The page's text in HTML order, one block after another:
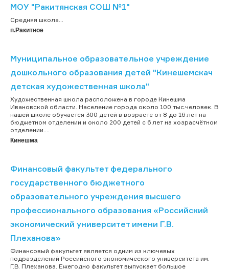
МОУ "Ракитянская СОШ №1"
Средняя школа...
п.Ракитное
Муниципальное образовательное учреждение
дошкольного образования детей "Кинешемскач
детская художественная школа"
Художественная школа расположена в городе Кинешма
Ивановской области. Население города около 100 тыс.человек. В
нашей школе обучается 300 детей в возрасте от 8 до 16 лет на
бюджетном отделении и около 200 детей с 6 лет на хозрасчётном
отделении....
Кинешма
Финансовый факультет федерального
государственного бюджетного
образовательного учреждения высшего
профессионального образования «Российский
экономический университет имени Г.В.
Плеханова»
Финансовый факультет является одним из ключевых
подразделений Российского экономического университета им.
Г.В. Плеханова. Ежегодно факультет выпускает большое